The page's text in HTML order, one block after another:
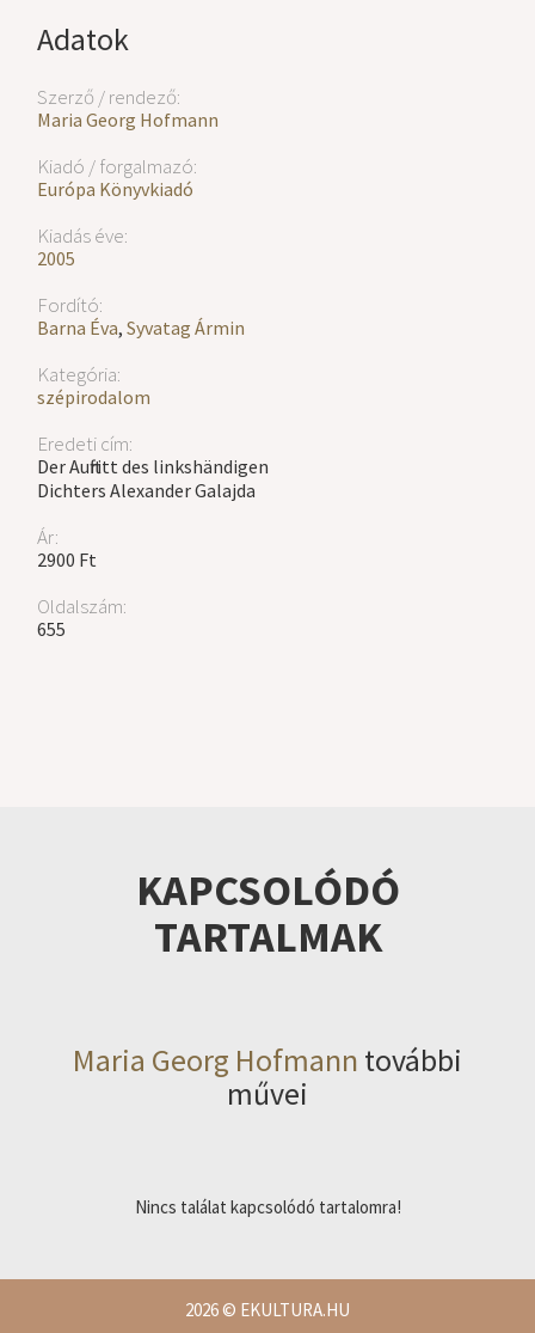
Adatok
Szerző / rendező:
Maria Georg Hofmann
Kiadó / forgalmazó:
Európa Könyvkiadó
Kiadás éve:
2005
Fordító:
Barna Éva,Syvatag Ármin
Kategória:
szépirodalom
Eredeti cím:
Der Auftritt des linkshändigen
Dichters Alexander Galajda
Ár:
2900 Ft
Oldalszám:
655
KAPCSOLÓDÓ
TARTALMAK
Maria Georg Hofmann további
művei
Nincs találat kapcsolódó tartalomra!
2026© EKULTURA.HU